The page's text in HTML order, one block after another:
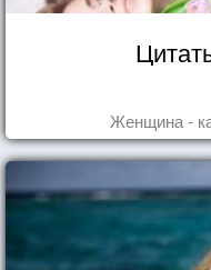
Женщина -